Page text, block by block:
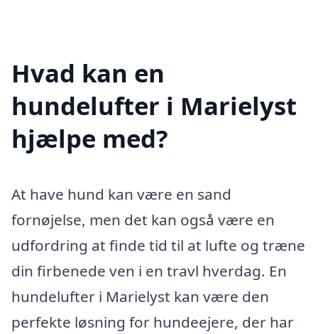
Hvad kan en
hundelufter i Marielyst
hjælpe med?
At have hund kan være en sand
fornøjelse, men det kan også være en
udfordring at finde tid til at lufte og træne
din firbenede ven i en travl hverdag. En
hundelufter i Marielyst kan være den
perfekte løsning for hundeejere, der har